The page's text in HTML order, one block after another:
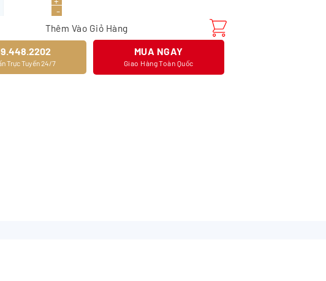
Thêm Vào Giỏ Hàng
Trực Tuyến 24/7
MUA NGAY
Giao Hàng Toàn Quốc